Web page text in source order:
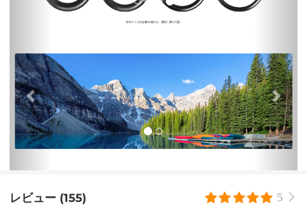
の
レビュー (155) 5